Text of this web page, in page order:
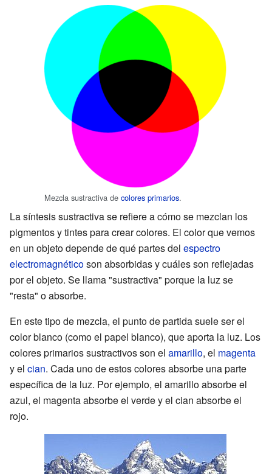
Mezcla sustractiva de colores primarios.
La síntesis sustractiva se refiere a cómo se mezclan los
pigmentos y tintes para crear colores. El color que vemos
en un objeto depende de qué partes del espectro
electromagnéticoson absorbidas y cuáles son reflejadas
por el objeto. Se llama "sustractiva" porque la luz se
"resta" o absorbe.
En este tipo de mezcla, el punto de partida suele ser el
color blanco (como el papel blanco), que aporta la luz. Los
colores primarios sustractivos son el amarillo, el magenta
y el cian. Cada uno de estos colores absorbe una parte
específica de la luz. Por ejemplo, el amarillo absorbe el
azul, el magenta absorbe el verde y el cian absorbe el
rojo.